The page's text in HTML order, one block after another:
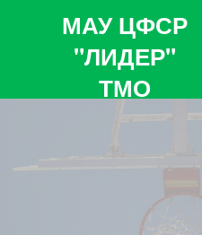
МАУ ЦФСР
"ЛИДЕР"
ТМО